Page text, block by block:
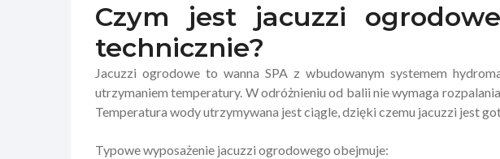
Czym jest jacuzzi
technicznie?
Jacuzzi ogrodowe to wanna SPA z wbudowanym systemem
utrzymaniem temperatury. W odróżnieniu od balii nie wymaga
Temperatura wody utrzymywana jest ciągle, dzięki czemu jacuzzi jest
Typowe wyposażenie jacuzzi ogrodowego obejmuje: